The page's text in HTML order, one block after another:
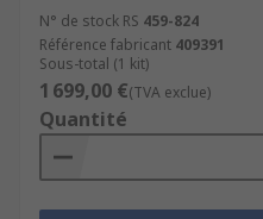
N° de stock RS 459-824
Référence fabricant 409391
Sous-total (1 kit)
1 699,00 €(TVA exclue)
Quantité